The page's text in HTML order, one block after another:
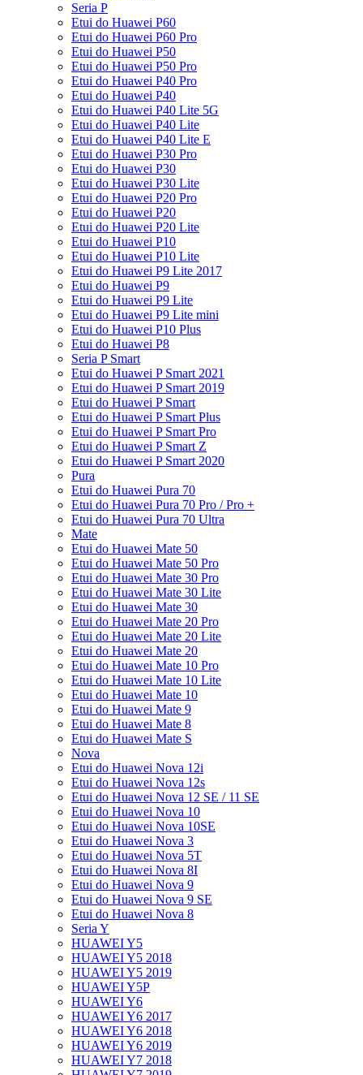
Seria P
Etui do Huawei P60
Etui do Huawei P60 Pro
Etui do Huawei P50
Etui do Huawei P50 Pro
Etui do Huawei P40 Pro
Etui do Huawei P40
Etui do Huawei P40 Lite 5G
Etui do Huawei P40 Lite
Etui do Huawei P40 Lite E
Etui do Huawei P30 Pro
Etui do Huawei P30
Etui do Huawei P30 Lite
Etui do Huawei P20 Pro
Etui do Huawei P20
Etui do Huawei P20 Lite
Etui do Huawei P10
Etui do Huawei P10 Lite
Etui do Huawei P9 Lite 2017
Etui do Huawei P9
Etui do Huawei P9 Lite
Etui do Huawei P9 Lite mini
Etui do Huawei P10 Plus
Etui do Huawei P8
Seria P Smart
Etui do Huawei P Smart 2021
Etui do Huawei P Smart 2019
Etui do Huawei P Smart
Etui do Huawei P Smart Plus
Etui do Huawei P Smart Pro
Etui do Huawei P Smart Z
Etui do Huawei P Smart 2020
Pura
Etui do Huawei Pura 70
Etui do Huawei Pura 70 Pro / Pro +
Etui do Huawei Pura 70 Ultra
Mate
Etui do Huawei Mate 50
Etui do Huawei Mate 50 Pro
Etui do Huawei Mate 30 Pro
Etui do Huawei Mate 30 Lite
Etui do Huawei Mate 30
Etui do Huawei Mate 20 Pro
Etui do Huawei Mate 20 Lite
Etui do Huawei Mate 20
Etui do Huawei Mate 10 Pro
Etui do Huawei Mate 10 Lite
Etui do Huawei Mate 10
Etui do Huawei Mate 9
Etui do Huawei Mate 8
Etui do Huawei Mate S
Nova
Etui do Huawei Nova 12i
Etui do Huawei Nova 12s
Etui do Huawei Nova 12 SE / 11 SE
Etui do Huawei Nova 10
Etui do Huawei Nova 10SE
Etui do Huawei Nova 3
Etui do Huawei Nova 5T
Etui do Huawei Nova 8I
Etui do Huawei Nova 9
Etui do Huawei Nova 9 SE
Etui do Huawei Nova 8
Seria Y
HUAWEI Y5
HUAWEI Y5 2018
HUAWEI Y5 2019
HUAWEI Y5P
HUAWEI Y6
HUAWEI Y6 2017
HUAWEI Y6 2018
HUAWEI Y6 2019
HUAWEI Y7 2018